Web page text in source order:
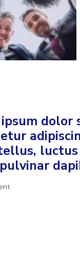
ipsum dolor
luctus